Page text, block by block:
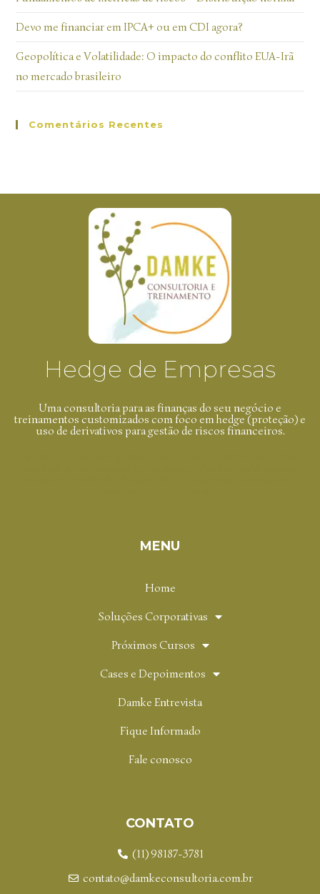
Devo me financiar em IPCA+ ou em CDI agora?
Geopolítica e Volatilidade: O impacto do conflito EUA-Irã
no mercado brasileiro
Comentários Recentes
Hedge de Empresas
Uma consultoria para as finanças do seu negócio e
treinamentos customizados com foco em hedge (proteção) e
uso de derivativos para gestão de riscos financeiros.
MENU
Home
Soluções Corporativas
Próximos Cursos
Cases e Depoimentos
Damke Entrevista
Fique Informado
Fale conosco
CONTATO
(11) 98187-3781
contato@damkeconsultoria.com.br